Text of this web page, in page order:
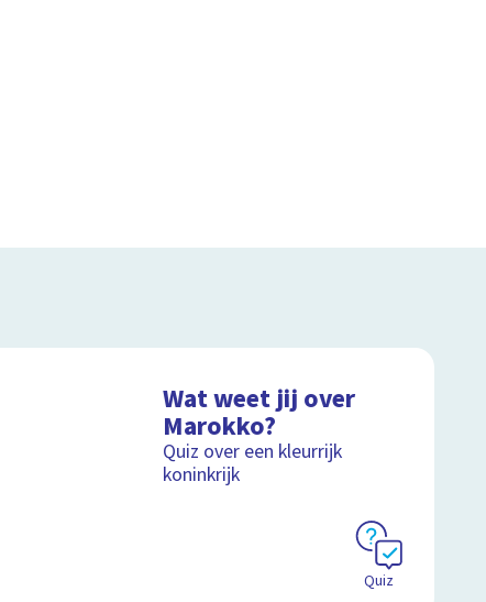
Wat weet jij over
Marokko?
Quiz over een kleurrijk
koninkrijk
Quiz